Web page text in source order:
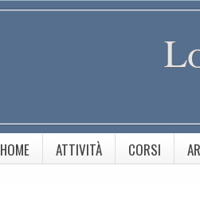
HOME ATTIVITÀ CORSI